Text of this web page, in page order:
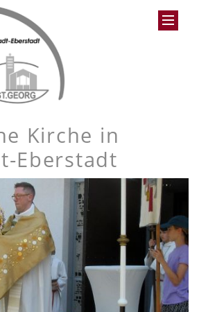
Kirche in
Eberstadt